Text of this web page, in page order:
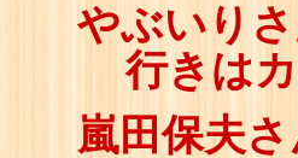
やぶいりさ
行きは
嵐田保夫さ